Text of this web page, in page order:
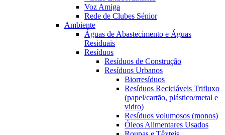
Voz Amiga
Rede de Clubes Sénior
Ambiente
Águas de Abastecimento e Águas
Residuais
Resíduos
Resíduos de Construção
Resíduos Urbanos
Biorresíduos
Resíduos Recicláveis Trifluxo
(papel/cartão, plástico/metal e
vidro)
Resíduos volumosos (monos)
Óleos Alimentares Usados